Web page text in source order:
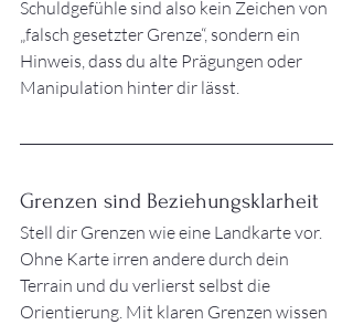
Schuldgefühle sind also kein Zeichen von
„falsch gesetzter Grenze“, sondern ein
Hinweis, dass du alte Prägungen oder
Manipulation hinter dir lässt.
Grenzen sind Beziehungsklarheit
Stell dir Grenzen wie eine Landkarte vor.
Ohne Karte irren andere durch dein
Terrain und du verlierst selbst die
Orientierung. Mit klaren Grenzen wissen